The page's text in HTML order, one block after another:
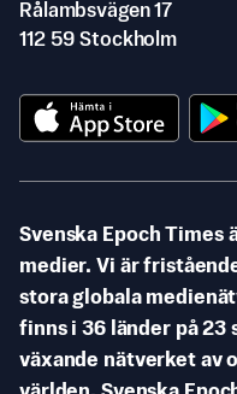
Rålambsvägen 17
112 59 Stockholm
Svenska Epoch Times
medier. Vi är
stora globala
finns i 36 länder på 23
växande nätverket av